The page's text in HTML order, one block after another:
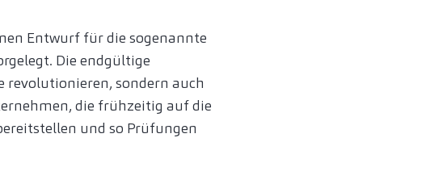
Entwurf für die sogenannte
Die endgültige
sondern auch
die frühzeitig auf die
und so Prüfungen